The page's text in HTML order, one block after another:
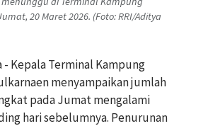
20 Maret 2026. (Foto: RRI/Aditya
- Kepala Terminal Kampung
menyampaikan jumlah
pada Jumat mengalami
hari sebelumnya. Penurunan